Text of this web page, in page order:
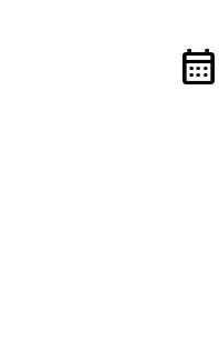
calendar_month